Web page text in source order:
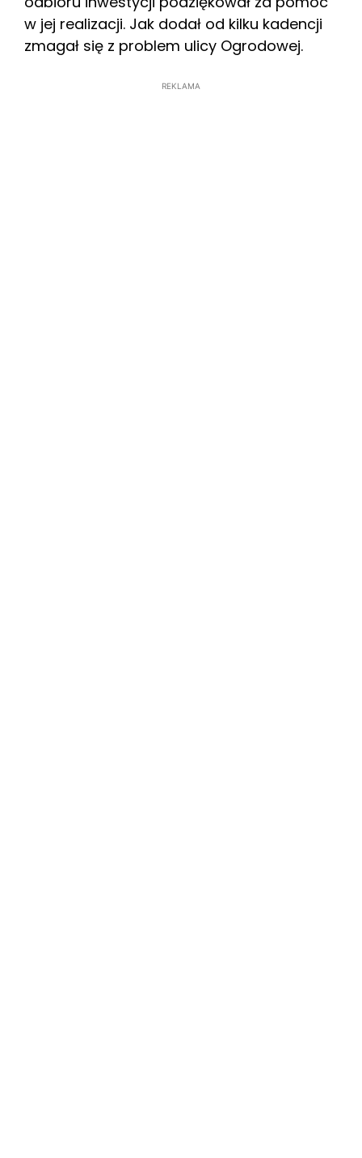
w jej realizacji. Jak dodał od kilku kadencji
zmagał się z problem ulicy Ogrodowej.
REKLAMA